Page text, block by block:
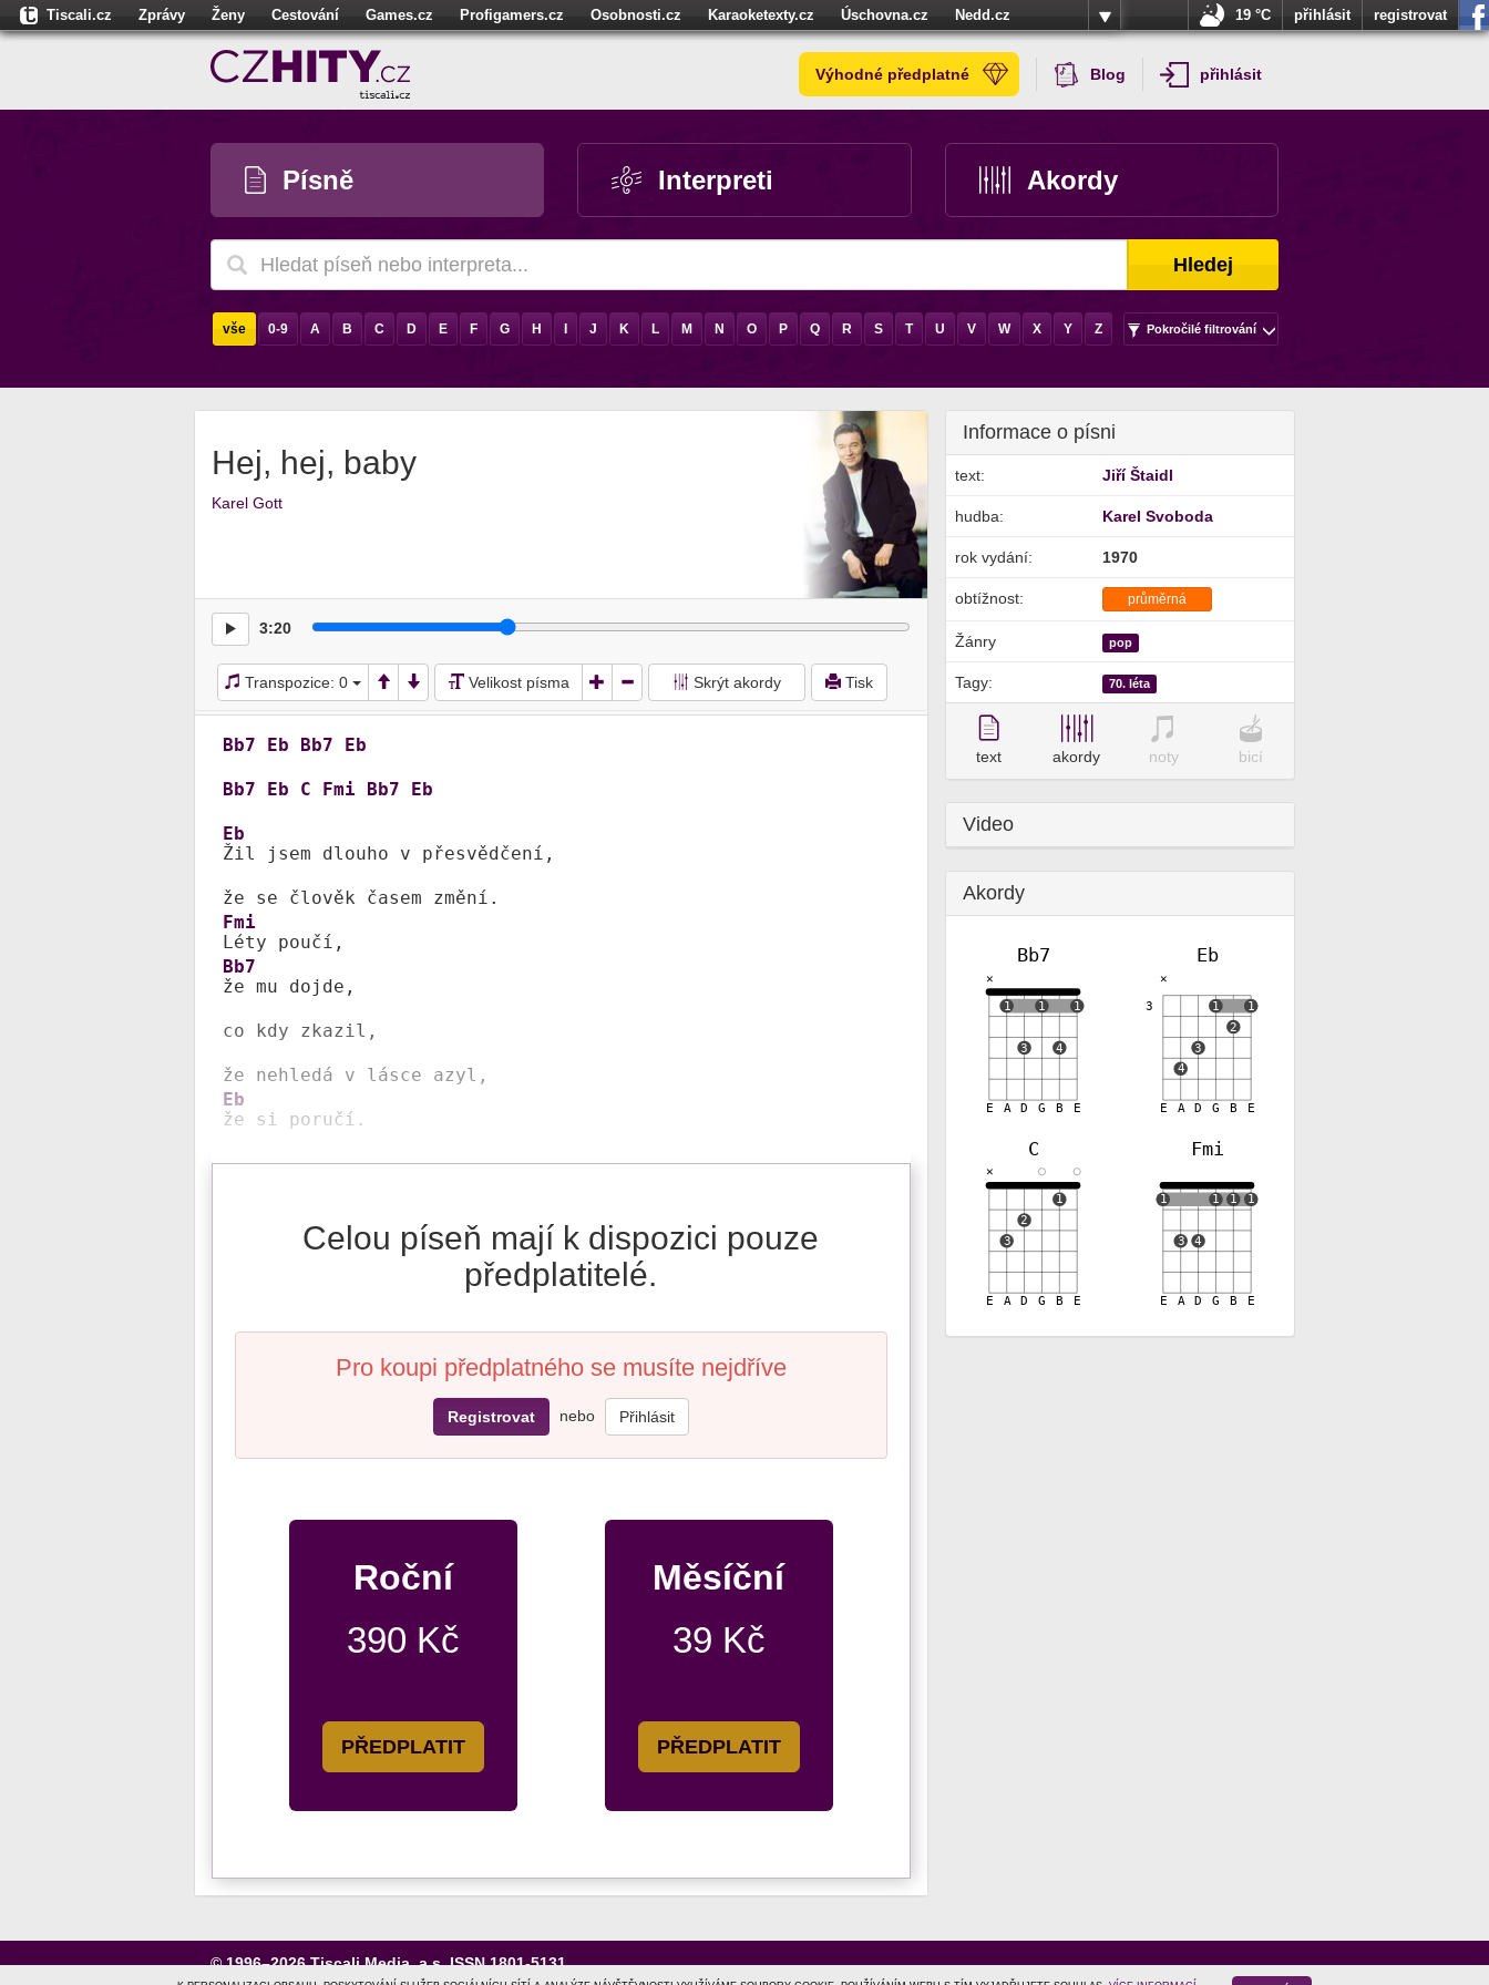
Tiscali.cz Zprávy Ženy Cestování Games.cz Profigamers.cz Osobnosti.cz Karaoketexty.cz Úschovna.cz
Nedd.cz
Sport Dokina.cz CZhity.cz
19 °C přihlásit registrovat
Výhodné předplatné Blog přihlásit
Písně Interpreti Akordy
Hledej
vše 0-9 A B C D E F G H J K L M N O P Q R S T U V W X Y Z Pokročilé filtrování
Hej, hej, baby
Karel Gott
3:20
Transpozice: 0 Velikost písma Skrýt akordy Tisk
Bb7 Eb Bb7 Eb
Bb7 Eb C Fmi Bb7 Eb
Eb
Žil jsem dlouho v přesvědčení,
Fmi
Bb7
že mu dojde,
co kdy zkazil,
Eb
Celou píseň mají k dispozici pouze
předplatitelé.
Pro koupi předplatného se musíte nejdříve
Registrovat nebo Přihlásit
Roční
390 Kč
PŘEDPLATIT
Měsíční
39 Kč
PŘEDPLATIT
Informace o písni
text: Jiří Štaidl
hudba: Karel Svoboda
rok vydání: 1970
obtížnost: průměrná
Žánry pop
Tagy: 70. léta
text akordy noty bicí
Video
Akordy
Bb7
E A D G B E
✕
1
3
1
4
1
Eb
3
E A D G B E
✕
4
3
1
2
1
C
E A D G B E
✕
3
2
1
Fmi
E A D G B E
1
3 4
1 1 1
© 1996–2026Tiscali Media, a.s.ISSN 1801-5131